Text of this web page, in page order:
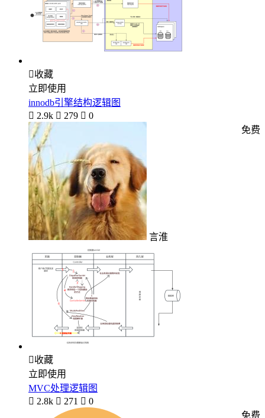
收藏
立即使用
innodb引擎结构逻辑图
 2.9k  279  0
言淮
免费
收藏
立即使用
MVC处理逻辑图
 2.8k  271  0
免费